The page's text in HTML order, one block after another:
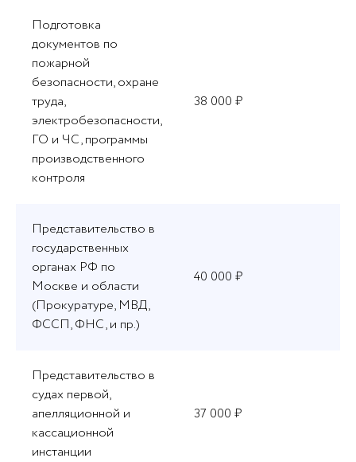
Подготовка
документов по
пожарной
безопасности, охране
труда,
электробезопасности,
ГО и ЧС, программы
производственного
контроля
38 000 ₽
Представительство в
государственных
органах РФ по
Москве и области
(Прокуратуре, МВД,
ФССП, ФНС, и пр.)
40 000 ₽
Представительство в
судах первой,
апелляционной и
кассационной
инстанции
37 000 ₽